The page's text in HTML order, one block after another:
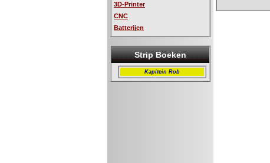
3D-Printer
CNC
Batterijen
Strip Boeken
Kapitein Rob